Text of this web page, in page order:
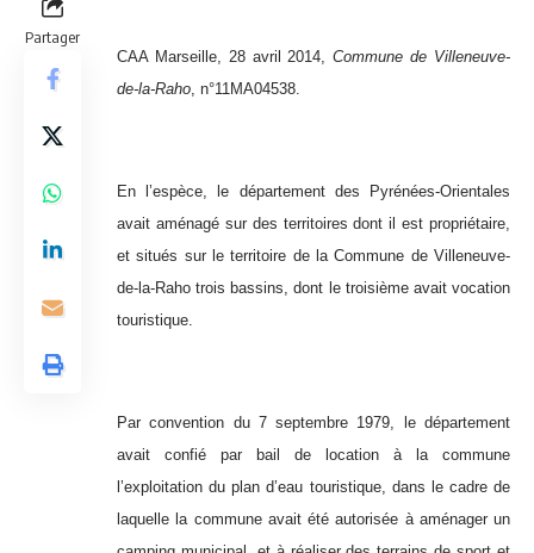
Partager
CAA Marseille, 28 avril 2014,Commune de Villeneuve-
de-la-Raho, n°11MA04538.
En l’espèce, le département des Pyrénées-Orientales
avait aménagé sur des territoires dont il est propriétaire,
et situés sur le territoire de la Commune de Villeneuve-
de-la-Raho trois bassins, dont le troisième avait vocation
touristique.
Par convention du 7 septembre 1979, le département
avait confié par bail de location à la commune
l’exploitation du plan d’eau touristique, dans le cadre de
laquelle la commune avait été autorisée à aménager un